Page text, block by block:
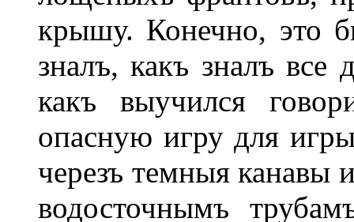
крышу. Конечно, это
зналъ, какъ зналъ
какъ выучился
опасную игру для
черезъ темныя канавы
водосточнымъ